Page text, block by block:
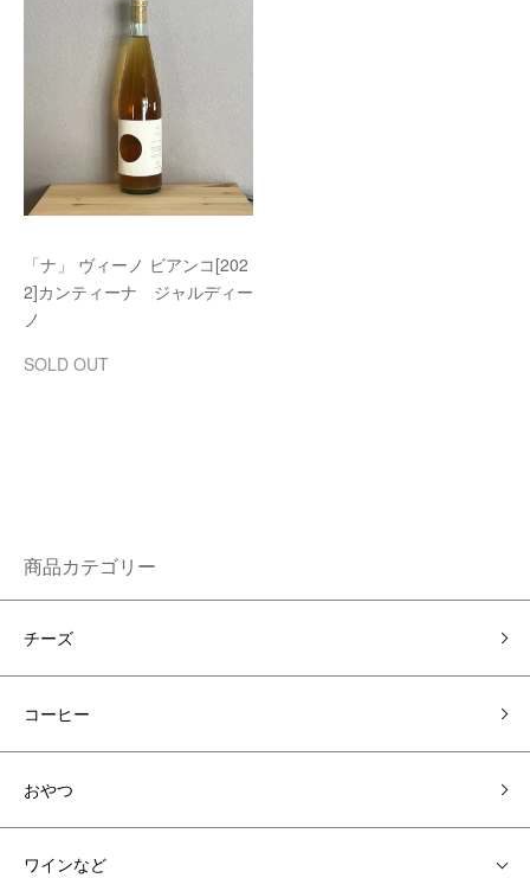
「ナ」 ヴィーノ ビアンコ[202
2]カンティーナ ジャルディー
ノ
SOLD OUT
商品カテゴリー
チーズ
コーヒー
おやつ
ワインなど